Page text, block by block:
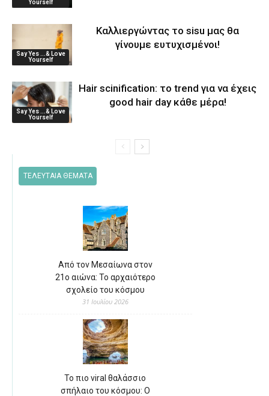
Yourself
Say Yes ...& Love
Yourself
Καλλιεργώντας το sisu μας θα
γίνουμε ευτυχισμένοι!
Say Yes ...& Love
Yourself
Hair scinification: το trend για να έχεις
good hair day κάθε μέρα!
ΤΕΛΕΥΤΑΙΑ ΘΕΜΑΤΑ
Από τον Μεσαίωνα στον
21ο αιώνα: Το αρχαιότερο
σχολείο του κόσμου
31 Ιουλίου 2026
Το πιο viral θαλάσσιο
σπήλαιο του κόσμου: Ο